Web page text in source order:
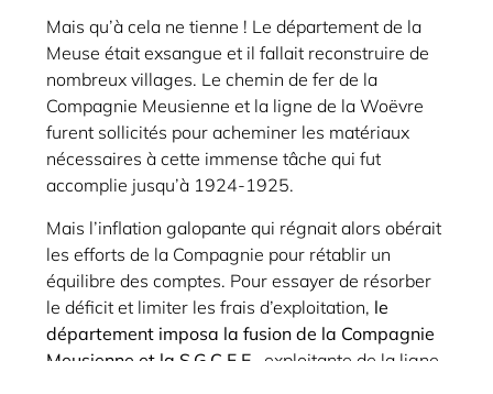
Mais qu’à cela ne tienne ! Le département de la
Meuse était exsangue et il fallait reconstruire de
nombreux villages. Le chemin de fer de la
Compagnie Meusienne et la ligne de la Woëvre
furent sollicités pour acheminer les matériaux
nécessaires à cette immense tâche qui fut
accomplie jusqu’à 1924-1925.
Mais l’inflation galopante qui régnait alors obérait
les efforts de la Compagnie pour rétablir un
équilibre des comptes. Pour essayer de résorber
le déficit et limiter les frais d’exploitation, le
département imposa la fusion de la Compagnie
Meusienne et la S.G.C.F.E.
, exploitante de la ligne